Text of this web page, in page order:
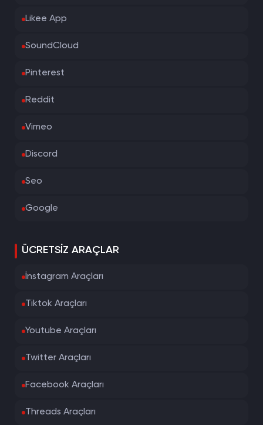
Likee App
SoundCloud
Pinterest
Reddit
Vimeo
Discord
Seo
Google
ÜCRETSIZ ARAÇLAR
İnstagram Araçları
Tiktok Araçları
Youtube Araçları
Twitter Araçları
Facebook Araçları
Threads Araçları